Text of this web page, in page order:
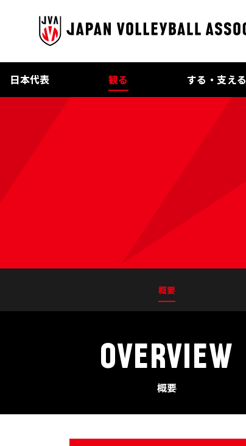
日本代表 観る する・支える
概要
OVERVIEW
概要